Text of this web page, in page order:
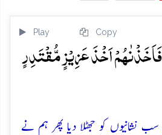
Play Copy
فَاَخَذۡنٰہُمۡ اَخۡذَ عَزِیۡزٍ مُّقۡتَدِرٍ
سب نشانیوں کو جھٹلا دیا پھر ہم نے